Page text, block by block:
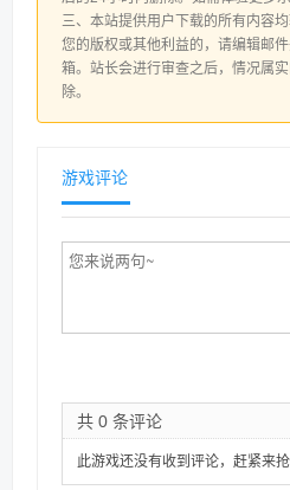
三、本站提供用户下载的所有内容
您的版权或其他利益的，请编辑邮
箱。站长会进行审查之后，情况属
除。
游戏评论
共 0 条评论
此游戏还没有收到评论，赶紧来